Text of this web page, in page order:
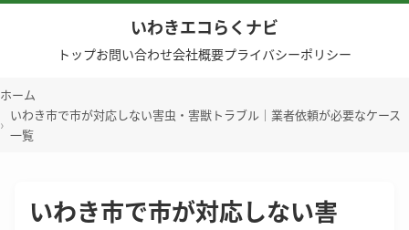
いわきエコらくナビ
トップお問い合わせ会社概要プライバシーポリシー
ホーム
いわき市で市が対応しない害虫・害獣トラブル｜業者依頼が必要なケース
一覧
いわき市で市が対応しない害